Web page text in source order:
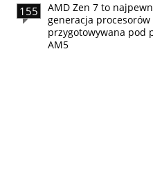
155
AMD Zen 7 to
generacja procesorów
przygotowywana pod
AM5